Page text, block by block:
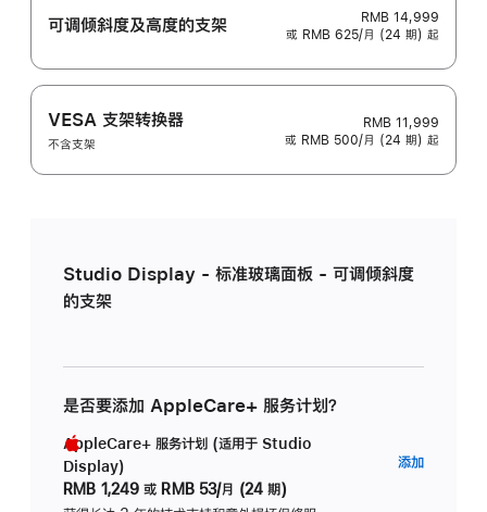
可调倾斜度及高‍度的支‍架
RMB 14,999
或 RMB 625/月 (24 期) 起
VESA 支架转换器
不含支架
RMB 11,999
或 RMB 500/月 (24 期) 起
Studio Display - 标准玻璃面板 - 可调倾斜度
的支架
是否要添加 AppleCare+ 服务计划？
AppleCare+ 服务计划 (适用于 Studio
Display)
RMB 1,249 或 RMB 53/月 (24 期)
添加